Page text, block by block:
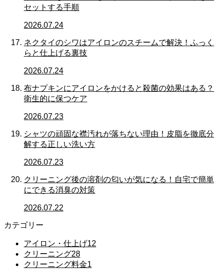
セットする手順
2026.07.24
ネクタイのシワはアイロンのスチームで解決！ふっく
らと仕上げる裏技
2026.07.24
布ナプキンにアイロンをかけると殺菌の効果はある？
衛生的に保つケア
2026.07.23
シャツの頑固な襟汚れが落ちない理由！皮脂を徹底分
解する正しい洗い方
2026.07.23
クリーニング後の溶剤の匂いが気になる！自宅で簡単
にできる消臭の対策
2026.07.22
カテゴリー
アイロン・仕上げ12
クリーニング28
クリーニング料金1